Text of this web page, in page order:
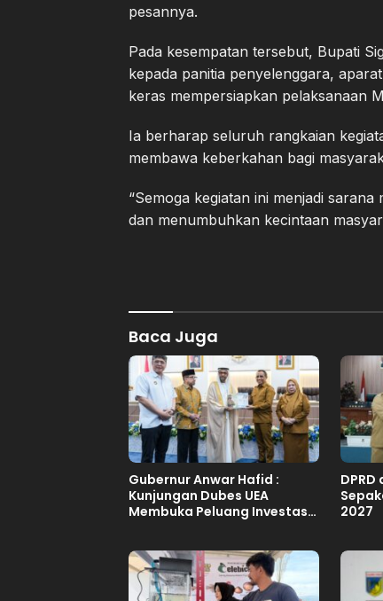
pesannya.
Pada kesempatan tersebut, Bupati
kepada panitia penyelenggara,
keras mempersiapkan pelaksanaan
Ia berharap seluruh rangkaian
membawa keberkahan bagi
“Semoga kegiatan ini menjadi
dan menumbuhkan kecintaan
Baca Juga
Gubernur Anwar Hafid :
Kunjungan Dubes UEA
Membuka Peluang Investasi
2027